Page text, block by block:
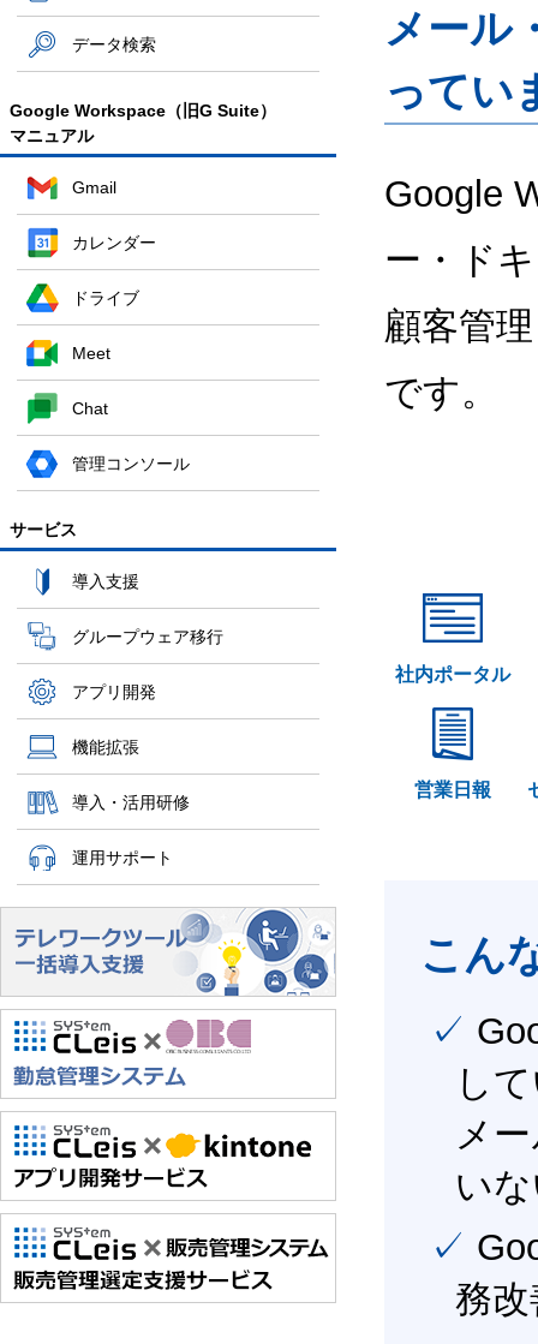
データ検索
Google Workspace（旧G Suite）
マニュアル
Gmail
カレンダー
ドライブ
Meet
Chat
管理コンソール
サービス
導入支援
グループウェア移行
アプリ開発
機能拡張
導入・活用研修
運用サポート
メール
ってい
Google
ー・ド
顧客管
です。
社内ポータル
営業日報
こん
✓ Google Workspace（旧G Suite） を社内で導入
し
メ
い
✓ Google Workspace（旧G Suite） を活用し、業
務